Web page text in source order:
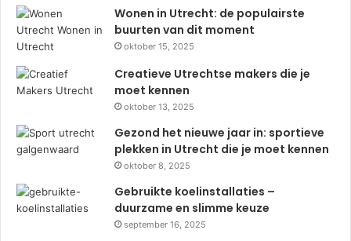
Wonen in Utrecht: de populairste
buurten van dit moment
oktober 15, 2025
Creatieve Utrechtse makers die je
moet kennen
oktober 13, 2025
Gezond het nieuwe jaar in: sportieve
plekken in Utrecht die je moet kennen
oktober 8, 2025
Gebruikte koelinstallaties –
duurzame en slimme keuze
september 16, 2025